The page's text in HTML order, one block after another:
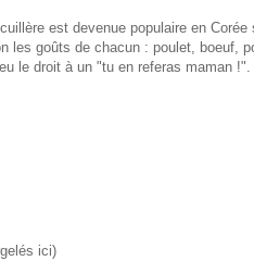
est devenue populaire en
les goûts de chacun : poulet,
le droit à un "tu en referas maman
ici)